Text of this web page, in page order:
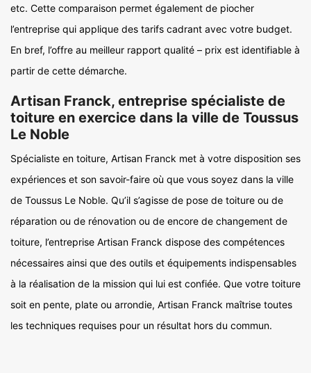
etc. Cette comparaison permet également de piocher
l’entreprise qui applique des tarifs cadrant avec votre budget.
En bref, l’offre au meilleur rapport qualité – prix est identifiable à
partir de cette démarche.
Artisan Franck, entreprise spécialiste de
toiture en exercice dans la ville de Toussus
Le Noble
Spécialiste en toiture, Artisan Franck met à votre disposition ses
expériences et son savoir-faire où que vous soyez dans la ville
de Toussus Le Noble. Qu’il s’agisse de pose de toiture ou de
réparation ou de rénovation ou de encore de changement de
toiture, l’entreprise Artisan Franck dispose des compétences
nécessaires ainsi que des outils et équipements indispensables
à la réalisation de la mission qui lui est confiée. Que votre toiture
soit en pente, plate ou arrondie, Artisan Franck maîtrise toutes
les techniques requises pour un résultat hors du commun.